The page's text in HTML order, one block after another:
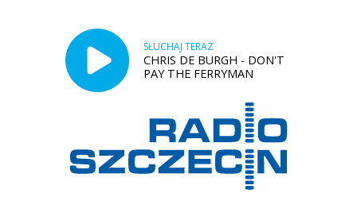
SŁUCHAJ TERAZ
CHRIS DE BURGH - DON'T
PAY THE FERRYMAN